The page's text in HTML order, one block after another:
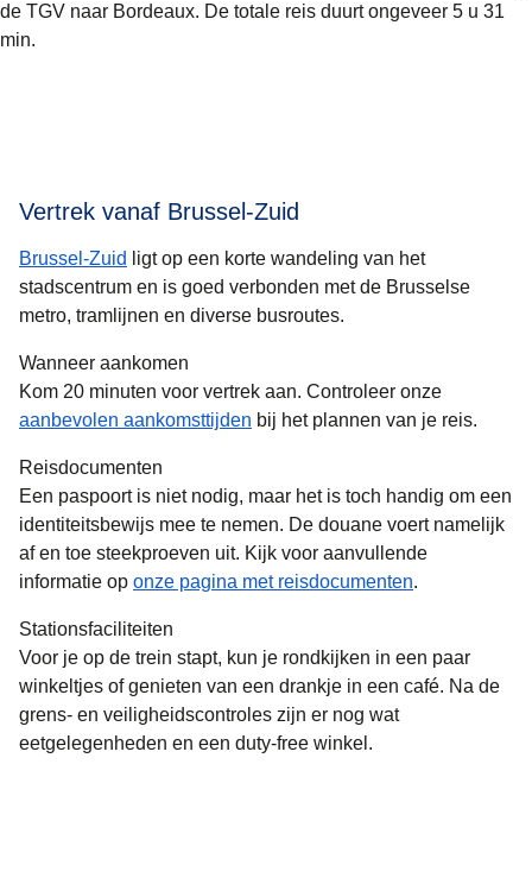
de TGV naar Bordeaux. De totale reis duurt ongeveer 5 u 31
min.
Vertrek vanaf Brussel-Zuid
Brussel-Zuid
ligt op een korte wandeling van het
stadscentrum en is goed verbonden met de Brusselse
metro, tramlijnen en diverse busroutes.
Wanneer aankomen
Kom 20 minuten voor vertrek aan. Controleer onze
aanbevolen aankomsttijden bij het plannen van je reis.
Reisdocumenten
Een paspoort is niet nodig, maar het is toch handig om een
identiteitsbewijs mee te nemen. De douane voert namelijk
af en toe steekproeven uit. Kijk voor aanvullende
informatie op onze pagina met reisdocumenten.
Stationsfaciliteiten
Voor je op de trein stapt, kun je rondkijken in een paar
winkeltjes of genieten van een drankje in een café. Na de
grens- en veiligheidscontroles zijn er nog wat
eetgelegenheden en een duty-free winkel.